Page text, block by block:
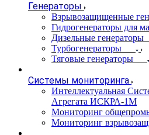
Генераторы
Взрывозащищенные
Гидрогенераторы для
Дизельные генераторы
Турбогенераторы
Тяговые генераторы
Системы мониторинга
Интеллектуальная
Агрегата ИСКРА-1М
Мониторинг
Мониторинг